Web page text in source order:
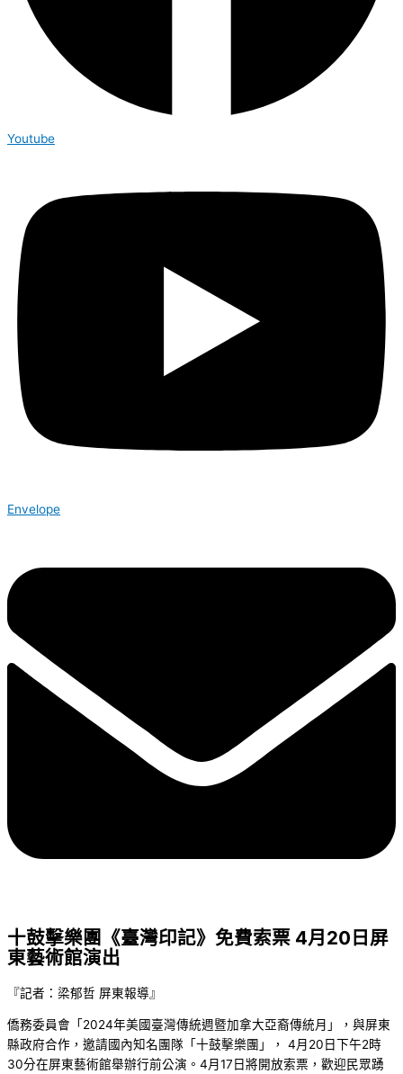
Youtube
Envelope
十鼓擊樂團《臺灣印記》免費索票 4月20日屏
東藝術館演出
『記者：梁郁哲 屏東報導』
僑務委員會「2024年美國臺灣傳統週暨加拿大亞裔傳統月」，與屏東
縣政府合作，邀請國內知名團隊「十鼓擊樂團」， 4月20日下午2時
30分在屏東藝術館舉辦行前公演。4月17日將開放索票，歡迎民眾踴